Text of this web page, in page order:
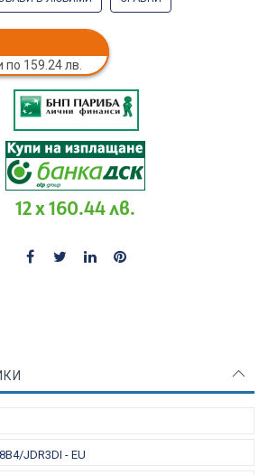
по 159.24 лв.
12 x 160.44 лв.
JDR3DI - EU